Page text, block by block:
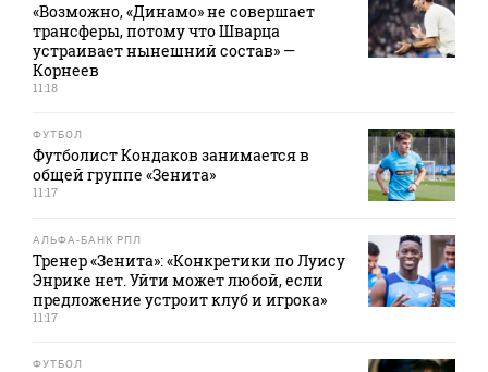
«Возможно, «Динамо» не совершает
трансферы, потому что Шварца
устраивает нынешний состав» —
Корнеев
11:18
ФУТБОЛ
Футболист Кондаков занимается в
общей группе «Зенита»
11:17
АЛЬФА-БАНК РПЛ
Тренер «Зенита»: «Конкретики по Луису
Энрике нет. Уйти может любой, если
предложение устроит клуб и игрока»
11:17
ФУТБОЛ